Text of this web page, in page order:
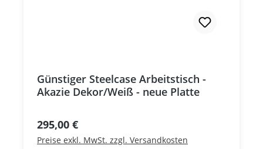
Günstiger Steelcase Arbeitstisch -
Akazie Dekor/Weiß - neue Platte
Regulärer Preis:
295,00 €
Preise exkl. MwSt. zzgl. Versandkosten